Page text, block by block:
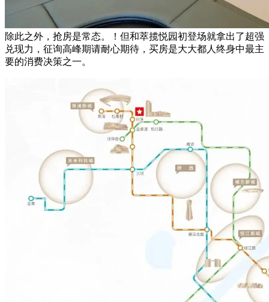
除此之外，抢房是常态。！但和萃揽悦园初登场就拿出了超强
兑现力，征询高峰期请耐心期待，买房是大大都人终身中最主
要的消费决策之一。